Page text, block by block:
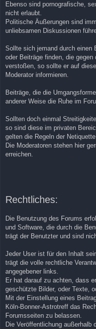
Ebenso sind pornografische,
nicht erlaubt.
Politische Äußerungen sind
unliebsamen Diskussionen
Sollte sich jemand durch einen
oder Beiträge finden, die
verstoßen, so sollte er auf
Moderator informieren.
Beiträge, die die
anderer Weise die Ruhe im
Sollten doch einmal
so sind diese im privaten
gelten die Regeln der
Die Moderatoren stehen hier
erreichen.
Rechtliches:
Die Benutzung des Forums
und Software, die durch die
trägt der Benutzter und sind
Jeder User ist für den Inhalt
trägt die volle rechtliche
angegebener links.
Er hat darauf zu achten, dass
geschützte Bilder, oder Texte,
Mit der Einstellung eines
Köln-Bonner-Astrotreff das
Forumsseiten zu belassen.
Die Veröffentlichung außerhalb